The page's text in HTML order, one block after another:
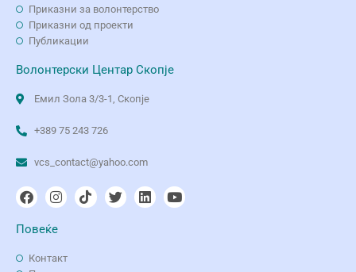
Приказни за волонтерство
Приказни од проекти
Публикации
Волонтерски Центар Скопје
Емил Зола 3/3-1, Скопје
+389 75 243 726
vcs_contact@yahoo.com
Повеќе
Контакт